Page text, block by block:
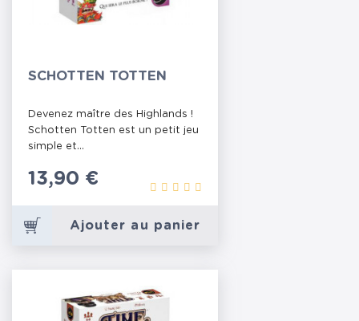
SCHOTTEN TOTTEN
Devenez maître des Highlands !
Schotten Totten est un petit jeu
simple et...
Prix
13,90 €
Ajouter au panier